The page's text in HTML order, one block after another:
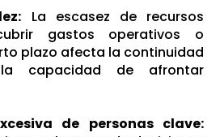
La escasez de recursos
gastos operativos o
plazo afecta la continuidad
capacidad de afrontar
de personas clave: